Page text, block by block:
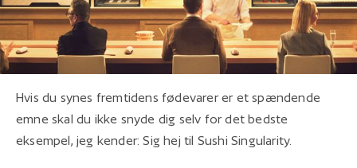
Hvis du synes fremtidens fødevarer er et spændende
emne skal du ikke snyde dig selv for det bedste
eksempel, jeg kender: Sig hej til Sushi Singularity.